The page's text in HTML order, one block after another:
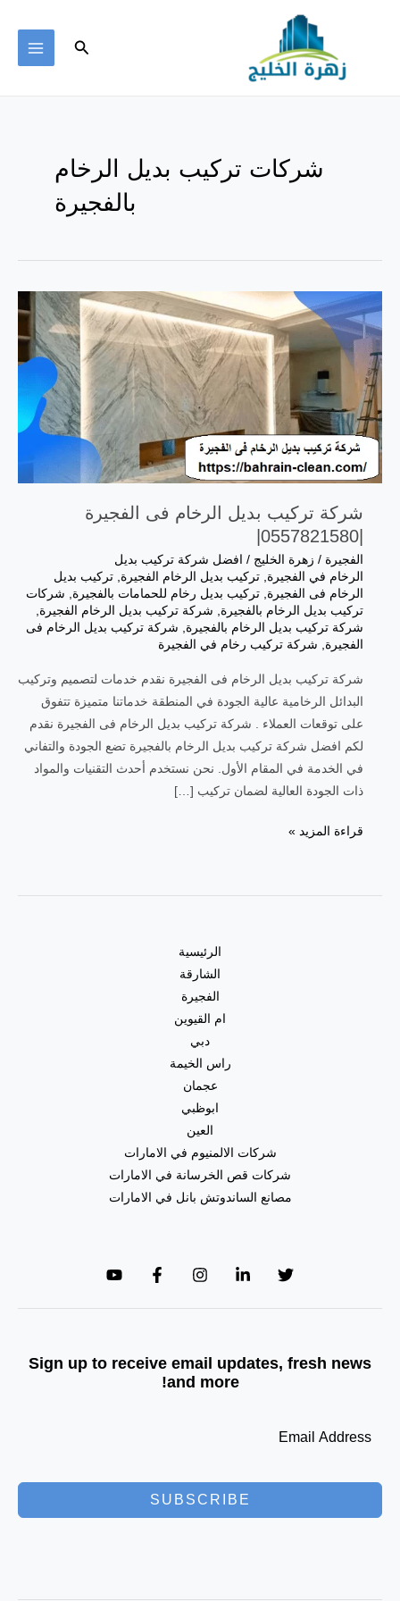
البحث
شركات تركيب بديل الرخام
بالفجيرة
شركة تركيب بديل الرخام فى الفجيرة
الفجيرة / زهرة الخليج / افضل شركة تركيب بديل
الرخام في الفجيرة, تركيب بديل الرخام الفجيرة, تركيب بديل
الرخام فى الفجيرة, تركيب بديل رخام للحمامات بالفجيرة, شركات
تركيب بديل الرخام بالفجيرة, شركة تركيب بديل الرخام الفجيرة,
شركة تركيب بديل الرخام بالفجيرة, شركة تركيب بديل الرخام فى
الفجيرة, شركة تركيب رخام في الفجيرة
شركة تركيب بديل الرخام فى الفجيرة نقدم خدمات لتصميم وتركيب
البدائل الرخامية عالية الجودة في المنطقة خدماتنا متميزة تتفوق
على توقعات العملاء . شركة تركيب بديل الرخام فى الفجيرة نقدم
لكم افضل شركة تركيب بديل الرخام بالفجيرة تضع الجودة والتفاني
في الخدمة في المقام الأول. نحن نستخدم أحدث التقنيات والمواد
ذات الجودة العالية لضمان تركيب […]
قراءة المزيد »
الرئيسية
الشارقة
الفجيرة
ام القيوين
دبي
راس الخيمة
عجمان
ابوظبي
العين
شركات الالمنيوم في الامارات
شركات قص الخرسانة في الامارات
مصانع الساندوتش بانل في الامارات
Sign up to receive email updates, fresh news
and more!
SUBSCRIBE